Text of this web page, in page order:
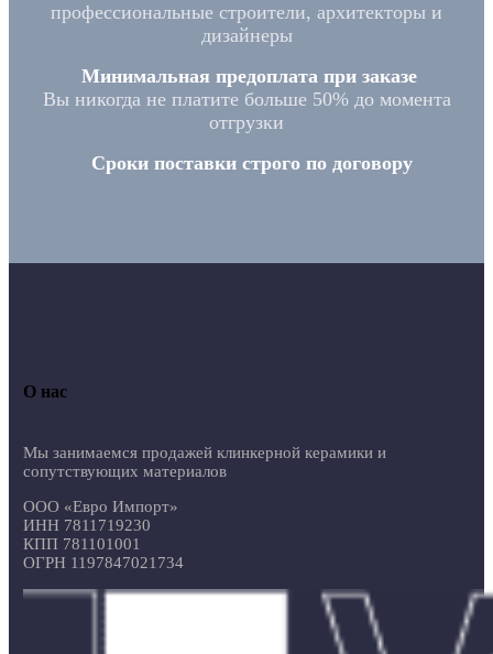
профессиональные строители, архитекторы и
дизайнеры
Минимальная предоплата при заказе
Вы никогда не платите больше 50% до момента
отгрузки
Сроки поставки строго по договору
О нас
Мы занимаемся продажей клинкерной керамики и
сопутствующих материалов
ООО «Евро Импорт»
ИНН 7811719230
КПП 781101001
ОГРН 1197847021734